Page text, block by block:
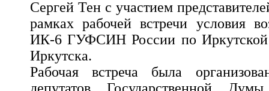
Сергей Тен с участием
рамках рабочей встречи условия
ИК-6 ГУФСИН России по Иркутской
Иркутска.
Рабочая встреча была